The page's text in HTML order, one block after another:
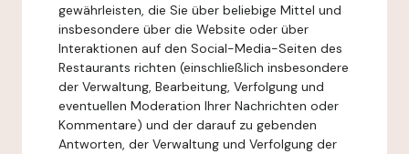
gewährleisten, die Sie über beliebige Mittel und
insbesondere über die Website oder über
Interaktionen auf den Social-Media-Seiten des
Restaurants richten (einschließlich insbesondere
der Verwaltung, Bearbeitung, Verfolgung und
eventuellen Moderation Ihrer Nachrichten oder
Kommentare) und der darauf zu gebenden
Antworten, der Verwaltung und Verfolgung der